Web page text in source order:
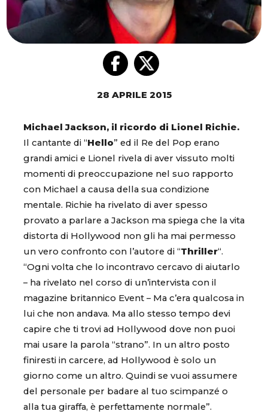
28 APRILE 2015
Michael Jackson, il ricordo di Lionel Richie.
Il cantante di “Hello” ed il Re del Pop erano
grandi amici e Lionel rivela di aver vissuto molti
momenti di preoccupazione nel suo rapporto
con Michael a causa della sua condizione
mentale. Richie ha rivelato di aver spesso
provato a parlare a Jackson ma spiega che la vita
distorta di Hollywood non gli ha mai permesso
un vero confronto con l’autore di “Thriller“.
“Ogni volta che lo incontravo cercavo di aiutarlo
– ha rivelato nel corso di un’intervista con il
magazine britannico Event – Ma c’era qualcosa in
lui che non andava. Ma allo stesso tempo devi
capire che ti trovi ad Hollywood dove non puoi
mai usare la parola “strano”. In un altro posto
finiresti in carcere, ad Hollywood è solo un
giorno come un altro. Quindi se vuoi assumere
del personale per badare al tuo scimpanzé o
alla tua giraffa, è perfettamente normale”.